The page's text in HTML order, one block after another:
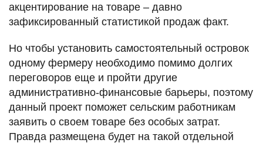
акцентирование на товаре – давно
зафиксированный статистикой продаж факт.
Но чтобы установить самостоятельный островок
одному фермеру необходимо помимо долгих
переговоров еще и пройти другие
административно-финансовые барьеры, поэтому
данный проект поможет сельским работникам
заявить о своем товаре без особых затрат.
Правда размещена будет на такой отдельной